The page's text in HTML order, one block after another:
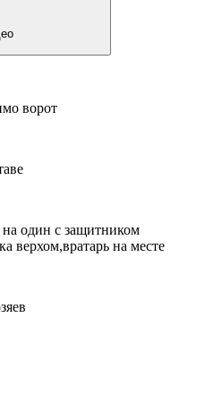
ворот
один с защитником
верхом,вратарь на месте